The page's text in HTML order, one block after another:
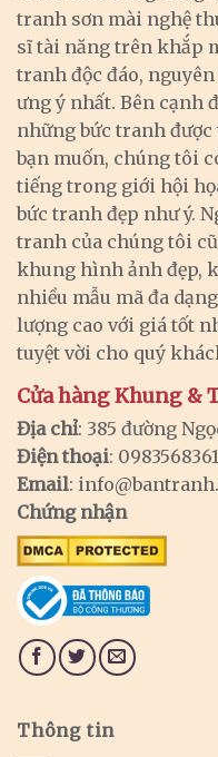
tranh sơn mài nghệ
sĩ tài năng trên khắp
tranh độc đáo,
ưng ý nhất. Bên cạnh
những bức tranh
bạn muốn, chúng tôi
tiếng trong giới hội
bức tranh đẹp như ý.
tranh của chúng tôi
khung hình ảnh đẹp,
nhiều mẫu mã đa
lượng cao với giá tốt
tuyệt vời cho quý
Cửa hàng Khung &
Địa chỉ: 385 đường
Điện thoại: 0983568361
Email:
Chứng nhận
Thông tin